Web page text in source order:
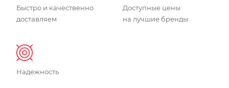
Быстро и качественно
доставляем
Доступные цены
на лучшие бренды
Надежность